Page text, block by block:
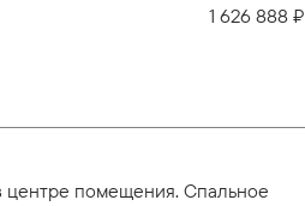
1 626 888 ₽
центре помещения. Спальное